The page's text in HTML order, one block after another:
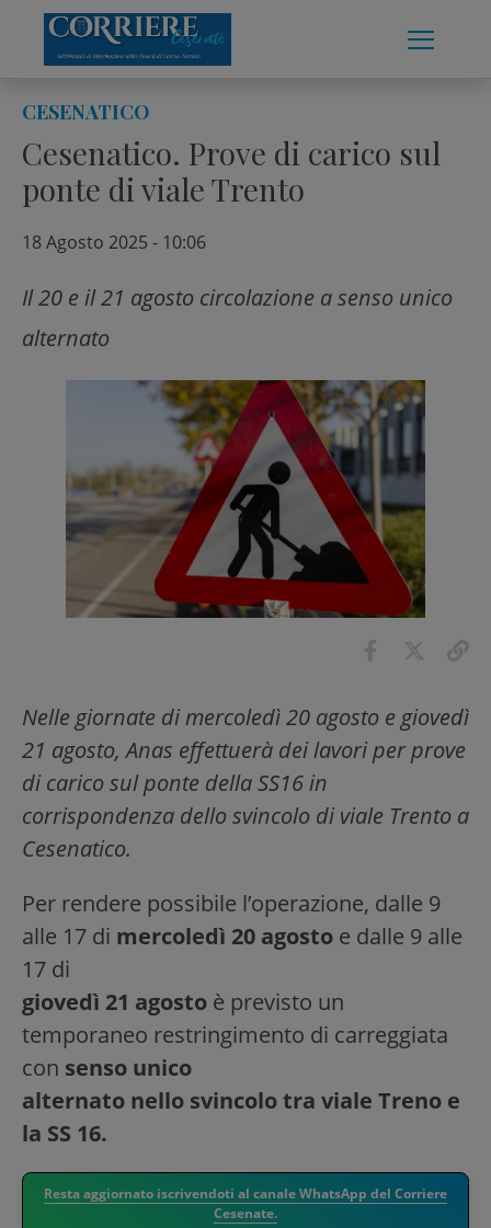
content
CESENATICO
Cesenatico. Prove di carico sul
ponte di viale Trento
18 Agosto 2025 - 10:06
Il 20 e il 21 agosto circolazione a senso unico
alternato
Nelle giornate di mercoledì 20 agosto e giovedì
21 agosto, Anas effettuerà dei lavori per prove
di carico sul ponte della SS16 in
corrispondenza dello svincolo di viale Trento a
Cesenatico.
Per rendere possibile l’operazione, dalle 9
alle 17 di mercoledì 20 agosto e dalle 9 alle
17 di
giovedì 21 agosto è previsto un
temporaneo restringimento di carreggiata
con senso unico
alternato nello svincolo tra viale Treno e
la SS 16.
Resta aggiornato iscrivendoti al canale WhatsApp del Corriere
Cesenate.